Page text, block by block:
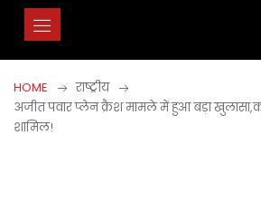
HOME
राष्ट्रीय
अजीत पवार प्लेन क्रैश मामले में हुआ बड़ा
शामिल!